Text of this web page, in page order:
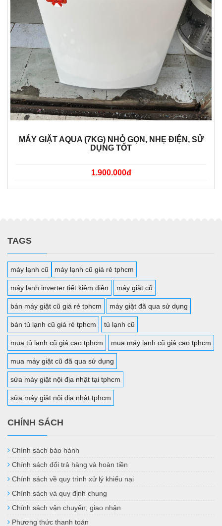
MÁY GIẶT AQUA (7KG) NHỎ GỌN, NHẸ ĐIỆN, SỬ
DỤNG TỐT
1.900.000đ
TAGS
máy lạnh cũ máy lạnh cũ giá rẻ tphcm
máy lạnh inverter tiết kiệm điện máy giặt cũ
bán máy giặt cũ giá rẻ tphcm máy giặt đã qua sử dụng
bán tủ lạnh cũ giá rẻ tphcm tủ lạnh cũ
mua tủ lạnh cũ giá cao tphcm mua máy lạnh cũ giá cao tphcm
mua máy giặt cũ đã qua sử dụng
sửa máy giặt nội địa nhật tại tphcm
sửa máy giặt nội địa nhật tphcm
CHÍNH SÁCH
Chính sách bảo hành
Chính sách đổi trả hàng và hoàn tiền
Chính sách về quy trình xử lý khiếu nại
Chính sách và quy định chung
Chính sách vận chuyển, giao nhận
Phương thức thanh toán